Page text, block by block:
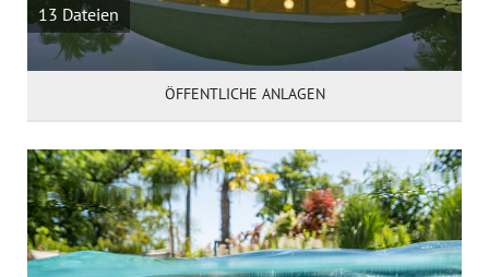
13 Dateien
ÖFFENTLICHE ANLAGEN